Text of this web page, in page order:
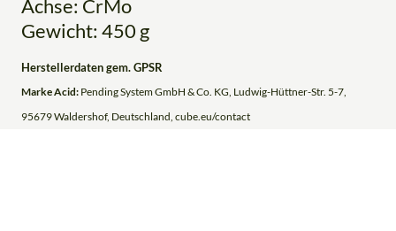
Achse: CrMo
Gewicht: 450 g
Herstellerdaten gem. GPSR
Marke Acid: Pending System GmbH & Co. KG, Ludwig-Hüttner-Str. 5-7,
95679 Waldershof, Deutschland, cube.eu/contact